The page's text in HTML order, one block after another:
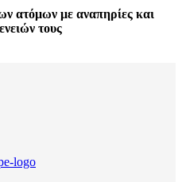
ατόμων με αναπηρίες και
τους